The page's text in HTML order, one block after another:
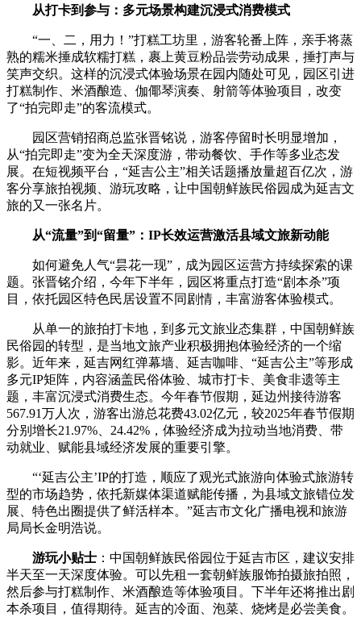
从打卡到参与：多元场景构建沉浸式消费模式
“一、二，用力！”打糕工坊里，游客轮番上阵，亲手将蒸
熟的糯米捶成软糯打糕，裹上黄豆粉品尝劳动成果，捶打声与
笑声交织。这样的沉浸式体验场景在园内随处可见，园区引进
打糕制作、米酒酿造、伽倻琴演奏、射箭等体验项目，改变
了“拍完即走”的客流模式。
园区营销招商总监张晋铭说，游客停留时长明显增加，
从“拍完即走”变为全天深度游，带动餐饮、手作等多业态发
展。在短视频平台，“延吉公主”相关话题播放量超百亿次，游
客分享旅拍视频、游玩攻略，让中国朝鲜族民俗园成为延吉文
旅的又一张名片。
从“流量”到“留量”：IP长效运营激活县域文旅新动能
如何避免人气“昙花一现”，成为园区运营方持续探索的课
题。张晋铭介绍，今年下半年，园区将重点打造“剧本杀”项
目，依托园区特色民居设置不同剧情，丰富游客体验模式。
从单一的旅拍打卡地，到多元文旅业态集群，中国朝鲜族
民俗园的转型，是当地文旅产业积极拥抱体验经济的一个缩
影。近年来，延吉网红弹幕墙、延吉咖啡、“延吉公主”等形成
多元IP矩阵，内容涵盖民俗体验、城市打卡、美食非遗等主
题，丰富沉浸式消费生态。今年春节假期，延边州接待游客
567.91万人次，游客出游总花费43.02亿元，较2025年春节假期
分别增长21.97%、24.42%，体验经济成为拉动当地消费、带
动就业、赋能县域经济发展的重要引擎。
“‘延吉公主’IP的打造，顺应了观光式旅游向体验式旅游转
型的市场趋势，依托新媒体渠道赋能传播，为县域文旅错位发
展、特色出圈提供了鲜活样本。”延吉市文化广播电视和旅游
局局长金明浩说。
游玩小贴士 ：中国朝鲜族民俗园位于延吉市区，建议安排
半天至一天深度体验。可以先租一套朝鲜族服饰拍摄旅拍照，
然后参与打糕制作、米酒酿造等体验项目。下半年还将推出剧
本杀项目，值得期待。延吉的冷面、泡菜、烧烤是必尝美食。